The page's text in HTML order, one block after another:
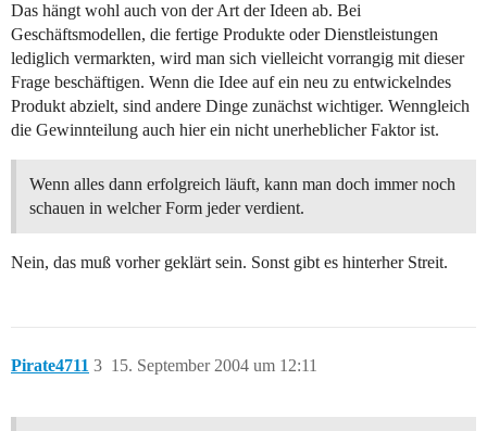
Das hängt wohl auch von der Art der Ideen ab. Bei
Geschäftsmodellen, die fertige Produkte oder Dienstleistungen
lediglich vermarkten, wird man sich vielleicht vorrangig mit dieser
Frage beschäftigen. Wenn die Idee auf ein neu zu entwickelndes
Produkt abzielt, sind andere Dinge zunächst wichtiger. Wenngleich
die Gewinnteilung auch hier ein nicht unerheblicher Faktor ist.
Wenn alles dann erfolgreich läuft, kann man doch immer noch
schauen in welcher Form jeder verdient.
Nein, das muß vorher geklärt sein. Sonst gibt es hinterher Streit.
Pirate4711 15. September 2004 um 12:11
3